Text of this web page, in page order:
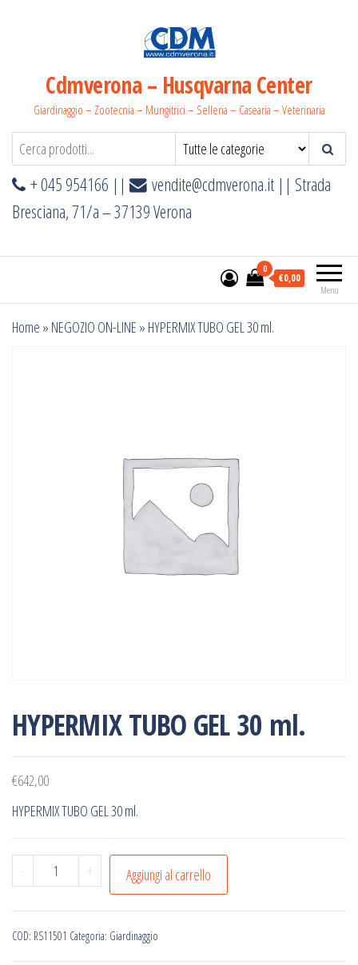
Cdmverona – Husqvarna Center
Giardinaggio – Zootecnia – Mungitrici – Selleria – Casearia – Veterinaria
+ 045 954166 || vendite@cdmverona.it || Strada
Bresciana, 71/a – 37139 Verona
Menu
0
€0,00
Home » NEGOZIO ON-LINE » HYPERMIX TUBO GEL 30 ml.
HYPERMIX TUBO GEL 30 ml.
€642,00
HYPERMIX TUBO GEL 30 ml.
-
HYPERMIX
TUBO
30
+ Aggiungi al carrello
COD: RS11501 Categoria: Giardinaggio